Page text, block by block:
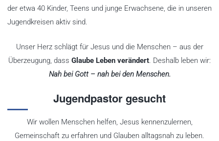
der etwa 40 Kinder, Teens und junge Erwachsene, die in unseren
Jugendkreisen aktiv sind.
Unser Herz schlägt für Jesus und die Menschen – aus der
Überzeugung, dass Glaube Leben verändert. Deshalb leben wir:
Nah bei Gott – nah bei den Menschen.
Jugendpastor gesucht
Wir wollen Menschen helfen, Jesus kennenzulernen,
Gemeinschaft zu erfahren und Glauben alltagsnah zu leben.